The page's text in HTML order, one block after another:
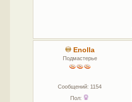
Enolla
Подмастерье
Сообщений: 1154
Пол: